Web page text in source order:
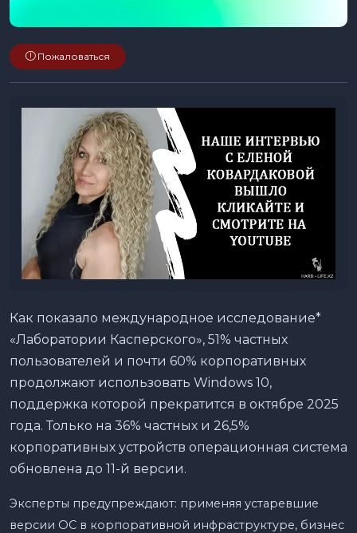
Пожаловаться
Как показало международное исследование*
«Лаборатории Касперского», 51% частных
пользователей и почти 60% корпоративных
продолжают использовать Windows 10,
поддержка которой прекратится в октябре 2025
года. Только на 36% частных и 26,5%
корпоративных устройств операционная система
обновлена до 11-й версии.
Эксперты предупреждают: применяя устаревшие
версии ОС в корпоративной инфраструктуре, бизнес